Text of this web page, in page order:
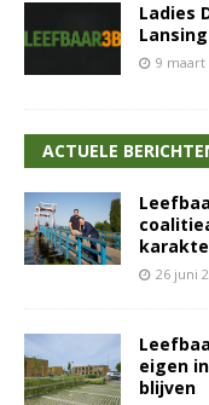
Ladies
9 maart
ACTUELE
26 juni
eigen
blijven